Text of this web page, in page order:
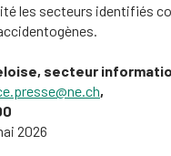
les secteurs identifiés
secteur
,
2026